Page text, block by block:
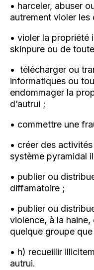
• harceler, abuser
autrement violer les
• violer la propriété
skinpure ou de
• télécharger ou
informatiques ou
endommager la
d’autrui ;
• commettre une
• créer des
système pyramidal
• publier ou
diffamatoire ;
• publier ou
violence, à la
quelque groupe
• h) recueillir
autrui.